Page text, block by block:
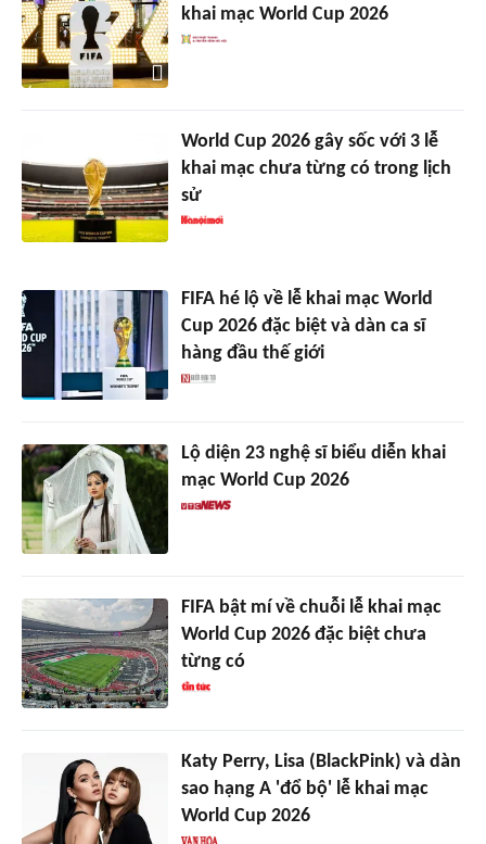
khai mạc World Cup 2026
World Cup 2026 gây sốc với 3 lễ
khai mạc chưa từng có trong lịch
sử
FIFA hé lộ về lễ khai mạc World
Cup 2026 đặc biệt và dàn ca sĩ
hàng đầu thế giới
Lộ diện 23 nghệ sĩ biểu diễn khai
mạc World Cup 2026
FIFA bật mí về chuỗi lễ khai mạc
World Cup 2026 đặc biệt chưa
từng có
Katy Perry, Lisa (BlackPink) và dàn
sao hạng A 'đổ bộ' lễ khai mạc
World Cup 2026